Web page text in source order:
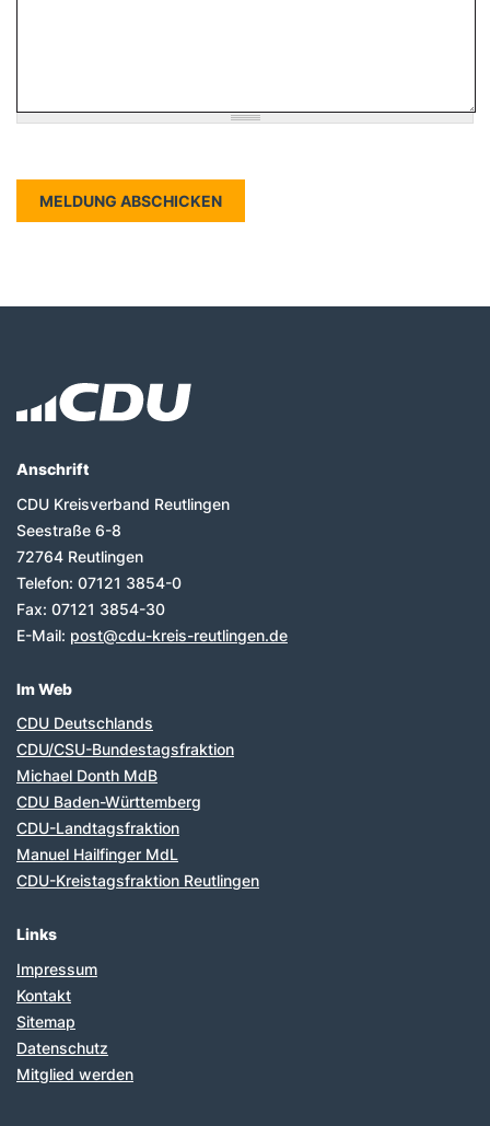
Fußbereich
Anschrift
CDU Kreisverband Reutlingen
Seestraße 6-8
72764 Reutlingen
Telefon: 07121 3854-0
Fax: 07121 3854-30
E-Mail: post@cdu-kreis-reutlingen.de
Im Web
CDU Deutschlands
CDU/CSU-Bundestagsfraktion
Michael Donth MdB
CDU Baden-Württemberg
CDU-Landtagsfraktion
Manuel Hailfinger MdL
CDU-Kreistagsfraktion Reutlingen
Links
Impressum
Kontakt
Sitemap
Datenschutz
Mitglied werden